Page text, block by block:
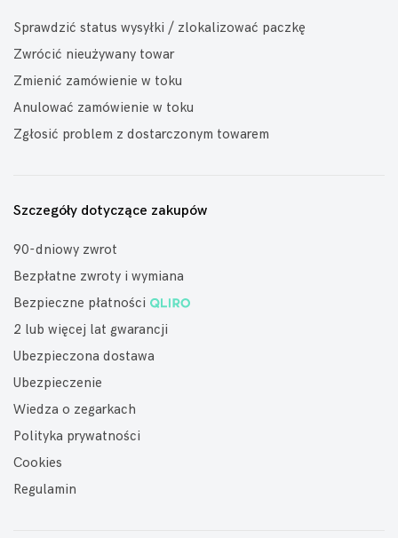
Sprawdzić status wysyłki / zlokalizować paczkę
Zwrócić nieużywany towar
Zmienić zamówienie w toku
Anulować zamówienie w toku
Zgłosić problem z dostarczonym towarem
Szczegóły dotyczące zakupów
90-dniowy zwrot
Bezpłatne zwroty i wymiana
Bezpieczne płatności
2 lub więcej lat gwarancji
Ubezpieczona dostawa
Ubezpieczenie
Wiedza o zegarkach
Polityka prywatności
Cookies
Regulamin